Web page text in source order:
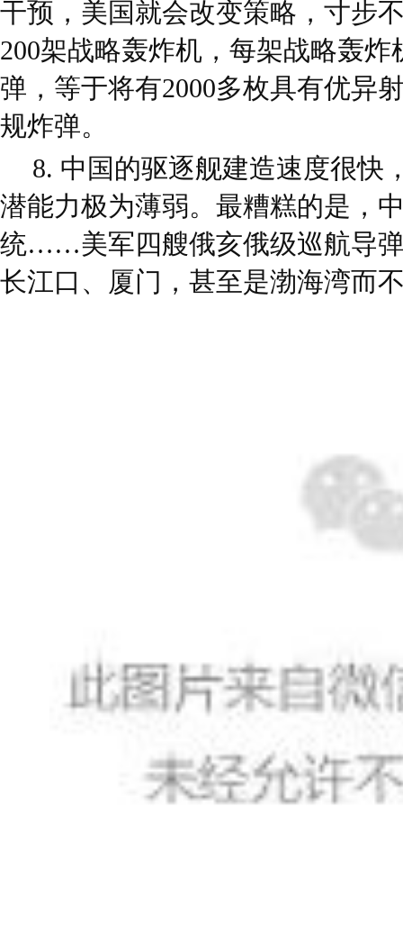
干预，美国就会改变策略，寸步
200架战略轰炸机，每架战略轰炸
弹，等于将有2000多枚具有优异
规炸弹。
8. 中国的驱逐舰建造速度很快
潜能力极为薄弱。最糟糕的是，
统……美军四艘俄亥俄级巡航导
长江口、厦门，甚至是渤海湾而